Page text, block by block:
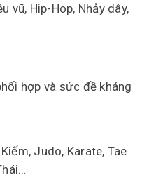
vũ, Hip-Hop, Nhảy dây,
hợp và sức đề kháng
Judo, Karate, Tae